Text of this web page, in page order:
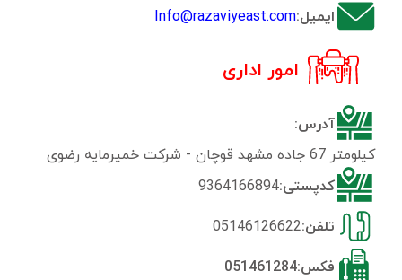
ایمیل:Info@razaviyeast.com
امور اداری
آدرس:
کیلومتر 67 جاده مشهد قوچان - شرکت خمیرمایه رضوی
کدپستی:9364166894
تلفن:05146126622
فکس:051461284